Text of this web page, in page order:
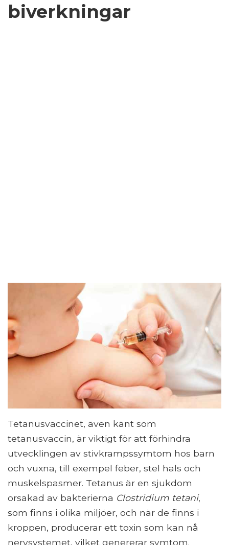
biverkningar
Tetanusvaccinet, även känt som
tetanusvaccin, är viktigt för att förhindra
utvecklingen av stivkrampssymtom hos barn
och vuxna, till exempel feber, stel hals och
muskelspasmer. Tetanus är en sjukdom
orsakad av bakterierna Clostridium tetani,
som finns i olika miljöer, och när de finns i
kroppen, producerar ett toxin som kan nå
nervsystemet, vilket genererar symtom.